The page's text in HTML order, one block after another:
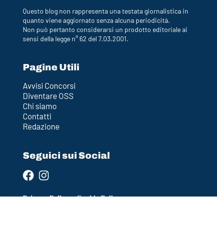
Questo blog non rappresenta una testata giornalistica in
quanto viene aggiornato senza alcuna periodicità.
Non può pertanto considerarsi un prodotto editoriale ai
sensi della legge n° 62 del 7.03.2001.
Pagine Utili
Avvisi Concorsi
Diventare OSS
Chi siamo
Contatti
Redazione
Seguici sui Social
Privacy Policy–Cookie Policy